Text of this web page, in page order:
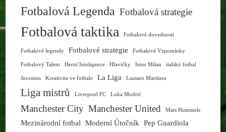
Fotbalová Legenda Fotbalová strategie
Fotbalová taktika Fotbalové dovednosti
Fotbalové legendy Fotbalové strategie Fotbalové Vzpomínky
Fotbalový Talent Herní Inteligence Hlavičky Inter Milan italský fotbal
Juventus Kreativita ve fotbale La Liga Lautaro Martínez
Liga mistrů Liverpool FC Luka Modrić
Manchester City Manchester United Mats Hummels
Mezinárodní fotbal Moderní Útočník Pep Guardiola